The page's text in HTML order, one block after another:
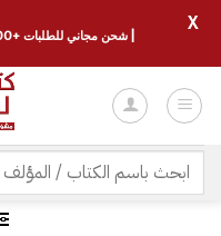
للمحتوى
البحث
عن:
| شحن مجاني للطلبات +300 ريال | تغليف مجاني للطلبات +150 ريال |
X